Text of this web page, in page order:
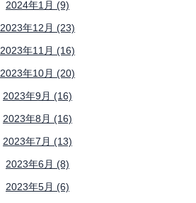
2024年1月 (9)
2023年12月 (23)
2023年11月 (16)
2023年10月 (20)
2023年9月 (16)
2023年8月 (16)
2023年7月 (13)
2023年6月 (8)
2023年5月 (6)